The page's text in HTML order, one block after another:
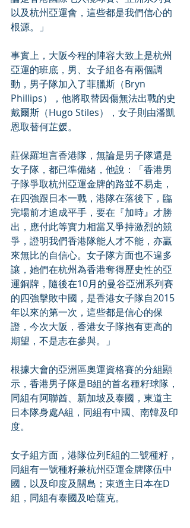
以及杭州亞運會，這些都是我們信心的
根源。」
事實上，大阪今程的陣容大致上是杭州
亞運的班底，男、女子組各有兩個調
動，男子隊加入了菲臘斯（Bryn
Phillips），他將取替因傷無法出戰的史
戴爾斯（Hugo Stiles），女子則由潘凱
恩取替何芷媛。
莊保羅坦言香港隊，無論是男子隊還是
女子隊，都已準備緒，他說：「香港男
子隊爭取杭州亞運金牌的路並不易走，
在四強跟日本一戰，港隊在落後下，臨
完場前才追成平手，要在『加時』才勝
出，應付此等實力相當又爭持激烈的競
爭，證明我們香港隊能人才不能，亦贏
來無比的自信心。女子隊方面也不遑多
讓，她們在杭州為香港奪得歷史性的亞
運銅牌，隨後在10月的曼谷亞洲系列賽
的四強擊敗中國，是香港女子隊自2015
年以來的第一次，這些都是信心的保
證，今次大阪，香港女子隊抱有更高的
期望，不是志在參與。」
根據大會的亞洲區奧運資格賽的分組顯
示，香港男子隊是B組的首名種籽球隊，
同組有阿聯酋、新加坡及泰國，東道主
日本隊身處A組，同組有中國、南韓及印
度。
女子組方面，港隊位列E組的二號種籽，
同組有一號種籽兼杭州亞運金牌隊伍中
國，以及印度及關島；東道主日本在D
組，同組有泰國及哈薩克。